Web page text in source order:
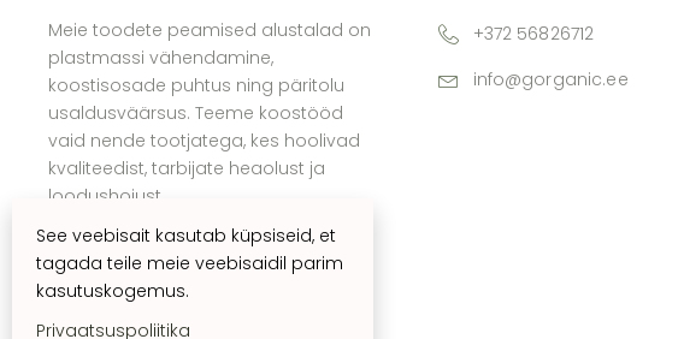
See veebisait kasutab küpsiseid, et
tagada teile meie veebisaidil parim
kasutuskogemus.
Privaatsuspoliitika
Meie toodete peamised alustalad on
plastmassi vähendamine,
koostisosade puhtus ning päritolu
usaldusväärsus. Teeme koostööd
vaid nende tootjatega, kes hoolivad
kvaliteedist, tarbijate heaolust ja
loodushoiust.
+372 56826712
info@gorganic.ee